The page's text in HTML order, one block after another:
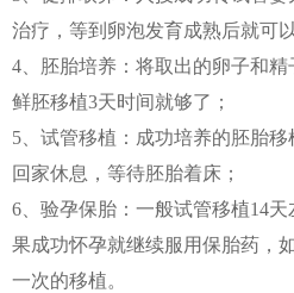
治疗，等到卵泡发育成熟后就可
4、胚胎培养：将取出的卵子和
鲜胚移植3天时间就够了；
5、试管移植：成功培养的胚胎
回家休息，等待胚胎着床；
6、验孕保胎：一般试管移植14
果成功怀孕就继续服用保胎药，
一次的移植。